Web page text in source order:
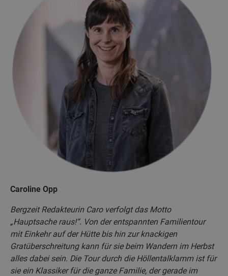
Caroline Opp
Bergzeit Redakteurin Caro verfolgt das Motto
„Hauptsache raus!“. Von der entspannten Familientour
mit Einkehr auf der Hütte bis hin zur knackigen
Gratüberschreitung kann für sie beim Wandern im Herbst
alles dabei sein. Die Tour durch die Höllentalklamm ist für
sie ein Klassiker für die ganze Familie, der gerade im